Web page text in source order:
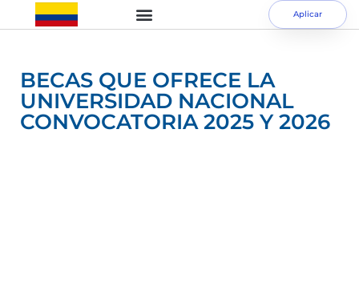
Aplicar
BECAS QUE OFRECE LA
UNIVERSIDAD NACIONAL
CONVOCATORIA 2025 Y 2026